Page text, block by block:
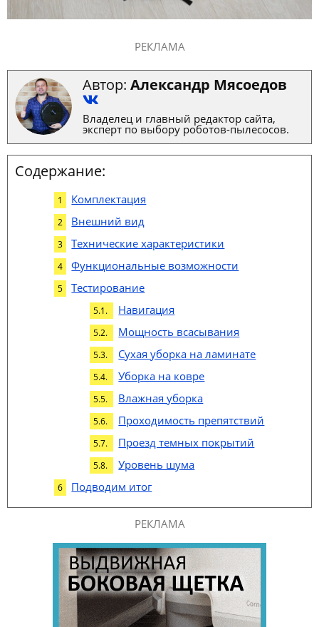
РЕКЛАМА
Автор: Александр Мясоедов
Владелец и главный редактор сайта,
эксперт по выбору роботов-пылесосов.
Содержание:
Комплектация
Внешний вид
Технические характеристики
Функциональные возможности
Тестирование
Навигация
Мощность всасывания
Сухая уборка на ламинате
Уборка на ковре
Влажная уборка
Проходимость препятствий
Проезд темных покрытий
Уровень шума
Подводим итог
РЕКЛАМА